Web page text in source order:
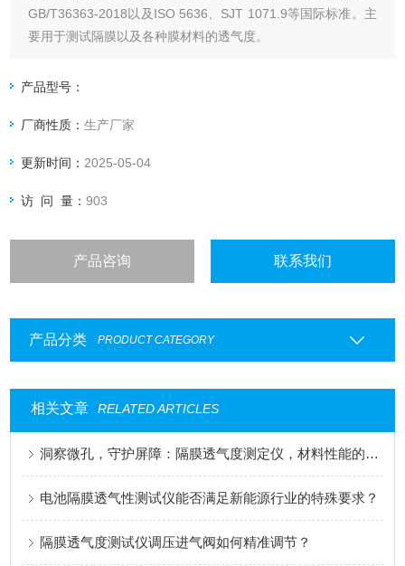
GB/T36363-2018以及ISO 5636、SJT 1071.9等国际标准。主
要用于测试隔膜以及各种膜材料的透气度。
产品型号：
厂商性质：生产厂家
更新时间： 2025-05-04
访 问 量：903
产品咨询 联系我们
产品分类 PRODUCT CATEGORY
相关文章 RELATED ARTICLES
洞察微孔，守护屏障：隔膜透气度测定仪，材料性能的精密标尺
电池隔膜透气性测试仪能否满足新能源行业的特殊要求？
隔膜透气度测试仪调压进气阀如何精准调节？